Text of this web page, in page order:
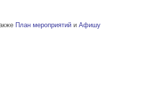
План мероприятий и Афишу